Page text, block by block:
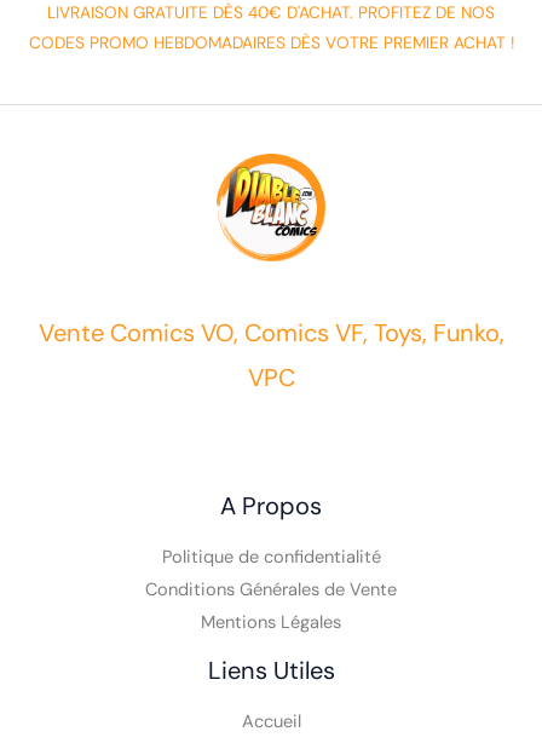
LIVRAISON GRATUITE DÈS 40€ D'ACHAT. PROFITEZ DE NOS
CODES PROMO HEBDOMADAIRES DÈS VOTRE PREMIER ACHAT !
Vente Comics VO, Comics VF, Toys, Funko,
VPC
A Propos
Politique de confidentialité
Conditions Générales de Vente
Mentions Légales
Liens Utiles
Accueil